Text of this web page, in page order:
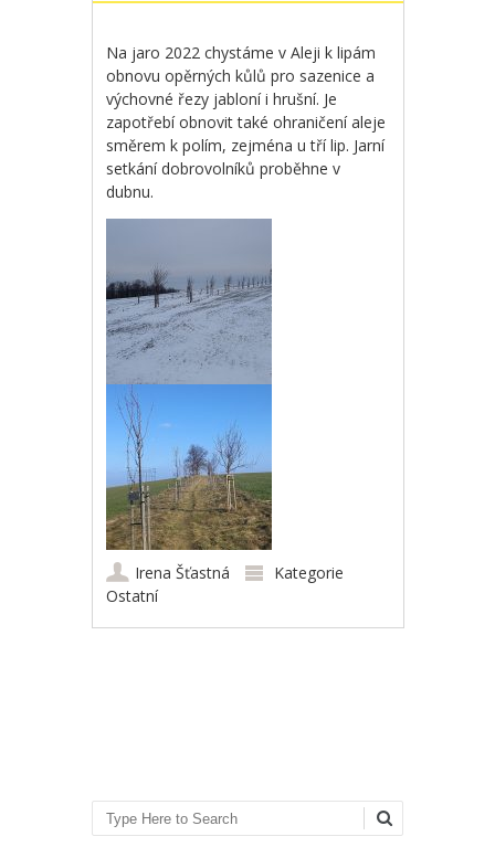
Na jaro 2022 chystáme v Aleji k lipám
obnovu opěrných kůlů pro sazenice a
výchovné řezy jabloní i hrušní. Je
zapotřebí obnovit také ohraničení aleje
směrem k polím, zejména u tří lip. Jarní
setkání dobrovolníků proběhne v
dubnu.
Irena Šťastná
Kategorie
Ostatní
Search